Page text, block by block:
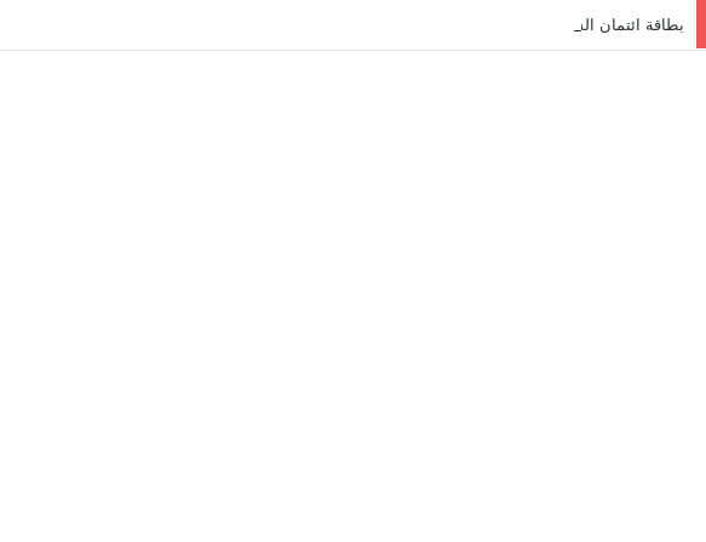
بطاقة ائتمان الشركات في السعودية: الشروط والمزايا